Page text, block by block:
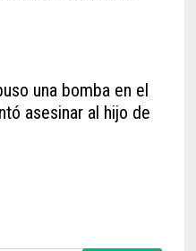
una bomba en el
asesinar al hijo de